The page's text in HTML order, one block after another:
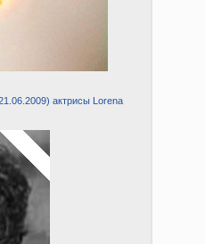
актрисы Lorena